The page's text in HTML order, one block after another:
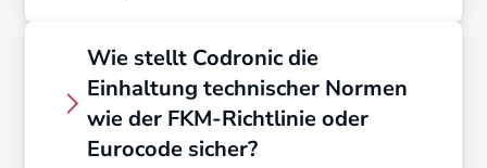
Struktursimulationen führen wir
präzise Festigkeitsanalysen durch.
Wir optimieren Materialeinsatz und
Topologie Ihrer Bauteile frühzeitig,
Wie stellt Codronic die
Einhaltung technischer Normen
wie der FKM-Richtlinie oder
Eurocode sicher?